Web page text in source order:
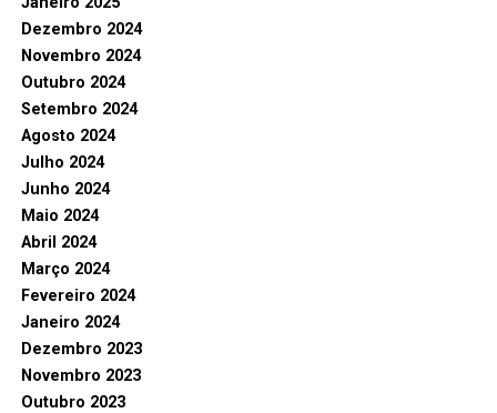
Dezembro 2024
Novembro 2024
Outubro 2024
Setembro 2024
Agosto 2024
Julho 2024
Junho 2024
Maio 2024
Abril 2024
Março 2024
Fevereiro 2024
Janeiro 2024
Dezembro 2023
Novembro 2023
Outubro 2023